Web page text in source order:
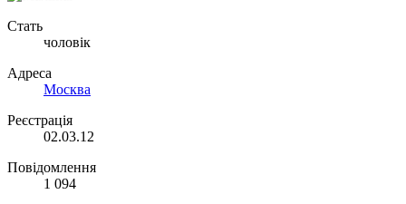
Стать
чоловік
Адреса
Москва
Реєстрація
02.03.12
Повідомлення
1 094